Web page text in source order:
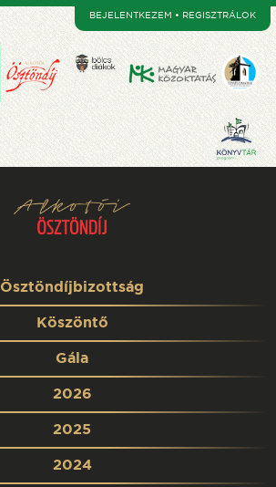
BEJELENTKEZEM • REGISZTRÁLOK
Ösztöndíjbizottság
Köszöntő
Gála
2026
2025
2024